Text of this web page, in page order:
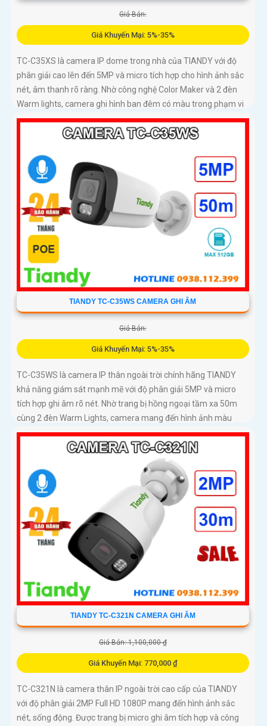
Giá Bán:
Giá Khuyến Mại: 5%-35%
TC-C35XS là camera IP dome trong nhà của TIANDY với độ
phân giải cao lên đến 5MP và micro tích hợp cho hình ảnh sắc
nét, âm thanh rõ ràng. Nhờ công nghệ Color Maker và 2 đèn
Warm lights, camera ghi hình ban đêm có màu trong phạm vi
15m, kết hợp hồng ngoại 30m linh hoạt
TIANDY TC-C35WS CAMERA GHI ÂM
Giá Bán:
Giá Khuyến Mại: 5%-35%
TC-C35WS là camera IP thân ngoài trời chính hãng TIANDY
khả năng giám sát mạnh mẽ với độ phân giải 5MP và micro
tích hợp ghi âm rõ nét. Nhờ trang bị hồng ngoại tầm xa 50m
cùng 2 đèn Warm Lights, camera mang đến hình ảnh màu
sống động vào ban đêm trong phạm vi 15m
TIANDY TC-C321N CAMERA GHI ÂM
Giá Bán: 1,100,000 ₫
Giá Khuyến Mại: 770,000 ₫
TC-C321N là camera thân IP ngoài trời cao cấp của TIANDY
với độ phân giải 2MP Full HD 1080P mang đến hình ảnh sắc
nét, sống động. Được trang bị micro ghi âm tích hợp và công